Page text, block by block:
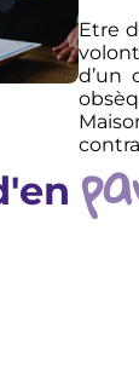
Etre
d’un